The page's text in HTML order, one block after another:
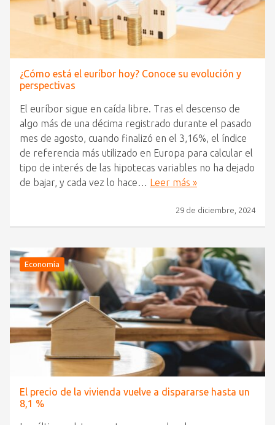
¿Cómo está el euríbor hoy? Conoce su evolución y
perspectivas
El euríbor sigue en caída libre. Tras el descenso de
algo más de una décima registrado durante el pasado
mes de agosto, cuando finalizó en el 3,16%, el índice
de referencia más utilizado en Europa para calcular el
tipo de interés de las hipotecas variables no ha dejado
de bajar, y cada vez lo hace…
Leer más »
29 de diciembre, 2024
Economía
El precio de la vivienda vuelve a dispararse hasta un
8,1 %